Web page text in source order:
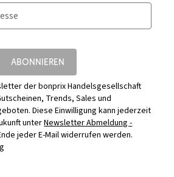
ABONNIEREN
der bonprix Handelsgesellschaft
Trends, Sales und
Diese Einwilligung kann jederzeit
unterNewsletter Abmeldung -
jeder E-Mail widerrufen werden.